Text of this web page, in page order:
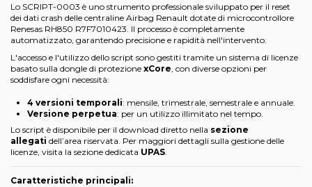
Lo SCRIPT-0003 è uno strumento professionale sviluppato per il reset
dei dati crash delle centraline Airbag Renault dotate di microcontrollore
Renesas RH850 R7F7010423. Il processo è completamente
automatizzato, garantendo precisione e rapidità nell'intervento.
L'accesso e l'utilizzo dello script sono gestiti tramite un sistema di licenze
basato sulla dongle di protezione xCore, con diverse opzioni per
soddisfare ogni necessità:
4 versioni temporali: mensile, trimestrale, semestrale e annuale.
Versione perpetua: per un utilizzo illimitato nel tempo.
Lo script è disponibile per il download diretto nella sezione
allegati dell’area riservata. Per maggiori dettagli sulla gestione delle
licenze, visita la sezione dedicata UPAS.
Caratteristiche principali: